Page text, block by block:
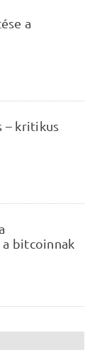
a
– kritikus
bitcoinnak